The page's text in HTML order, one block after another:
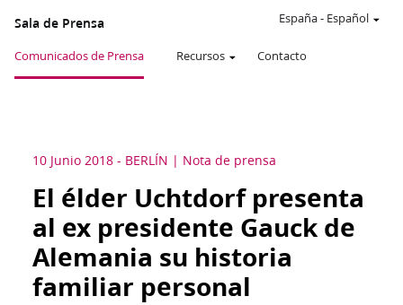
Sala de Prensa
Comunicados de Prensa Recursos Contacto
España- Español
10 Junio 2018 - BERLÍN Nota de prensa
El élder Uchtdorf presenta
al ex presidente Gauck de
Alemania su historia
familiar personal